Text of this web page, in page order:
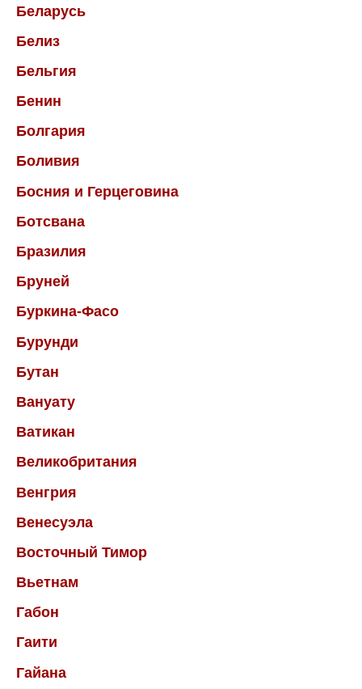
Беларусь
Белиз
Бельгия
Бенин
Болгария
Боливия
Босния и Герцеговина
Ботсвана
Бразилия
Бруней
Буркина-Фасо
Бурунди
Бутан
Вануату
Ватикан
Великобритания
Венгрия
Венесуэла
Восточный Тимор
Вьетнам
Габон
Гаити
Гайана